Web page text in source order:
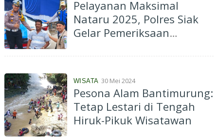
Pelayanan Maksimal
Nataru 2025, Polres Siak
Gelar Pemeriksaan
Umum
WISATA 30 Mei 2024
Pesona Alam Bantimurung:
Tetap Lestari di Tengah
Hiruk-Pikuk Wisatawan